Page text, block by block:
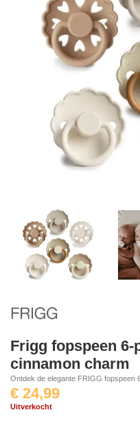
Frigg fopspeen 6-
cinnamon charm
Ontdek de elegante FRIGG fopspeen
€ 24,99
Uitverkocht